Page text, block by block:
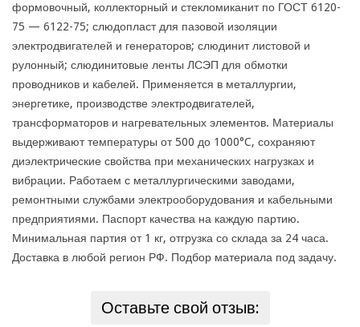
формовочный, коллекторный и стекломиканит по ГОСТ 6120-
75 — 6122-75; слюдопласт для пазовой изоляции
электродвигателей и генераторов; слюдинит листовой и
рулонный; слюдинитовые ленты ЛСЭП для обмотки
проводников и кабелей. Применяется в металлургии,
энергетике, производстве электродвигателей,
трансформаторов и нагревательных элементов. Материалы
выдерживают температуры от 500 до 1000°C, сохраняют
диэлектрические свойства при механических нагрузках и
вибрации. Работаем с металлургическими заводами,
ремонтными службами электрооборудования и кабельными
предприятиями. Паспорт качества на каждую партию.
Минимальная партия от 1 кг, отгрузка со склада за 24 часа.
Доставка в любой регион РФ. Подбор материала под задачу.
Оставьте свой отзыв: